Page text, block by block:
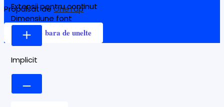
Propulsat deOneTap
Ascunde bara de unelte
Extensii pentru conținut
Dimensiune font
Implicit